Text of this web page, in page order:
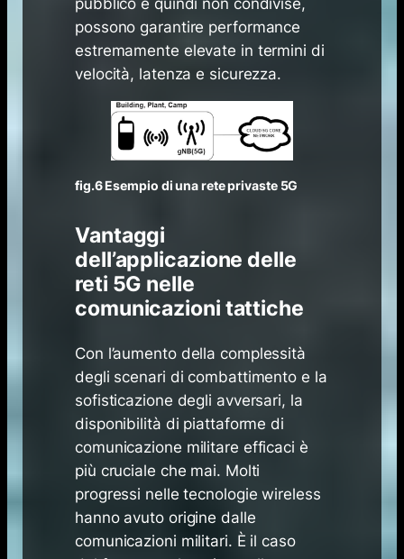
pubblico e quindi non condivise,
possono garantire performance
estremamente elevate in termini di
velocità, latenza e sicurezza.
fig.6 Esempio di una rete privaste 5G
Vantaggi
dell’applicazione delle
reti 5G nelle
comunicazioni tattiche
Con l’aumento della complessità
degli scenari di combattimento e la
sofisticazione degli avversari, la
disponibilità di piattaforme di
comunicazione militare efficaci è
più cruciale che mai. Molti
progressi nelle tecnologie wireless
hanno avuto origine dalle
comunicazioni militari. È il caso